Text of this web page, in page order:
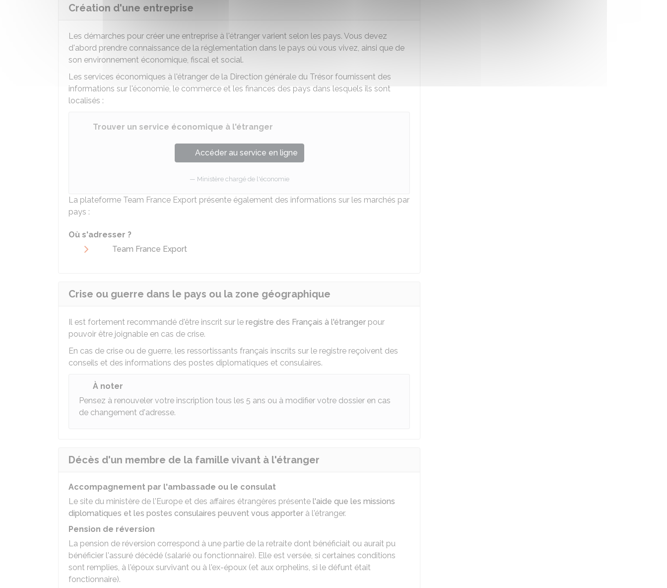
Création d'une entreprise
Les démarches pour créer une entreprise à l'étranger varient selon les pays. Vous devez
d'abord prendre connaissance de la réglementation dans le pays où vous vivez, ainsi que de
son environnement économique, fiscal et social.
Les services économiques à l'étranger de la Direction générale du Trésor fournissent des
informations sur l'économie, le commerce et les finances des pays dans lesquels ils sont
localisés :
Trouver un service économique à l'étranger
Accéder au service en ligne
Ministère chargé de l'économie
La plateforme Team France Export présente également des informations sur les marchés par
pays :
Où s'adresser ?
Team France Export
Crise ou guerre dans le pays ou la zone géographique
Il est fortement recommandé d'être inscrit sur le registre des Français à l'étranger pour
pouvoir être joignable en cas de crise.
En cas de crise ou de guerre, les ressortissants français inscrits sur le registre reçoivent des
conseils et des informations des postes diplomatiques et consulaires.
À noter
Pensez à renouveler votre inscription tous les 5 ans ou à modifier votre dossier en cas
de changement d'adresse.
Décès d'un membre de la famille vivant à l'étranger
Accompagnement par l'ambassade ou le consulat
Le site du ministère de l'Europe et des affaires étrangères présente l'aide que les missions
diplomatiques et les postes consulaires peuvent vous apporter à l'étranger.
Pension de réversion
La pension de réversion correspond à une partie de la retraite dont bénéficiait ou aurait pu
bénéficier l'assuré décédé (salarié ou fonctionnaire). Elle est versée, si certaines conditions
sont remplies, à l'époux survivant ou à l'ex-époux (et aux orphelins, si le défunt était
fonctionnaire).